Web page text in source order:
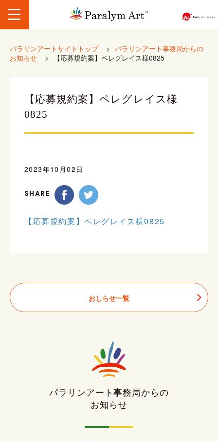
パラリンアートサイトトップ > パラリンアート事務局からの
お知らせ
> 【応募規約案】ペレグレイス様0825
【応募規約案】ペレグレイス様
0825
2023年10月02日
SHARE
【応募規約案】ペレグレイス様0825
おしらせ一覧
パラリンアート事務局からの
お知らせ